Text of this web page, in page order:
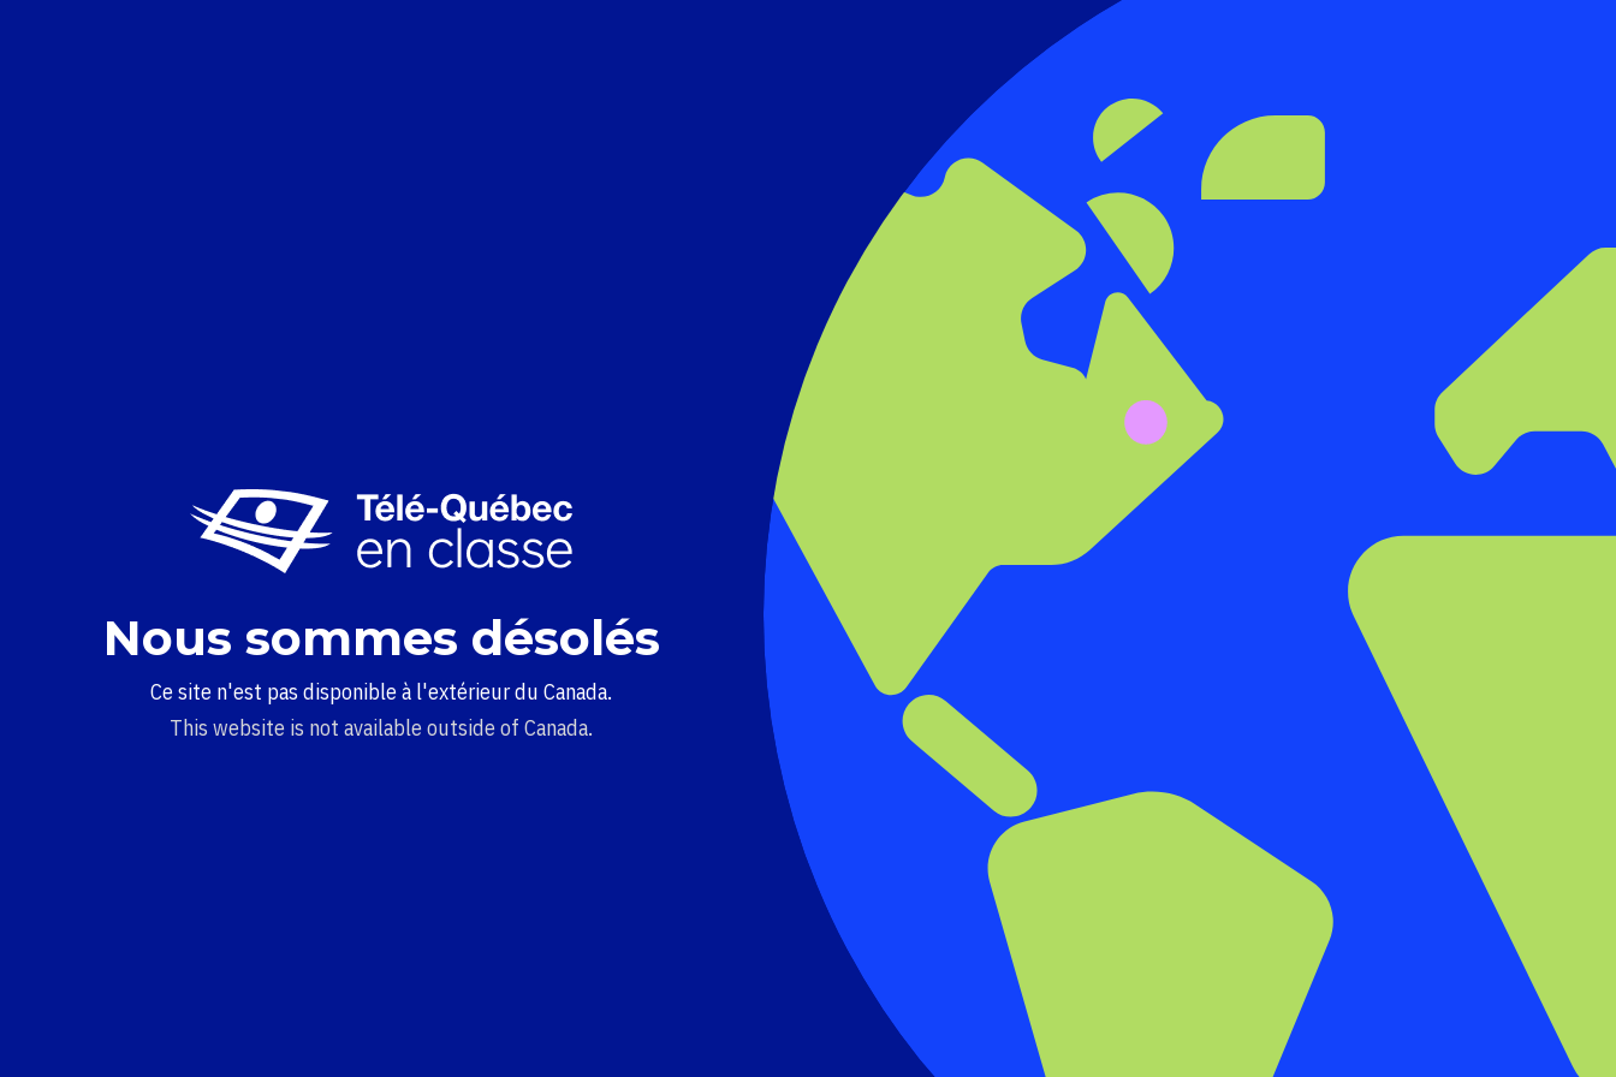
Nous sommes désolés
Ce site n'est pas disponible à l'extérieur du Canada.
This website is not available outside of Canada.